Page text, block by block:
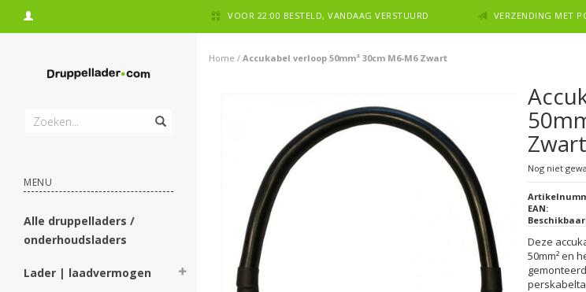
VOOR 22:00 BESTELD, VANDAAG VERSTUURD VERZENDING MET
MENU
Alle druppelladers /
onderhoudsladers
Lader | laadvermogen
Home / Accukabel verloop 50mm² 30cm M6-M6 Zwart
Zwart
Nog niet
EAN:
Deze
50mm² en